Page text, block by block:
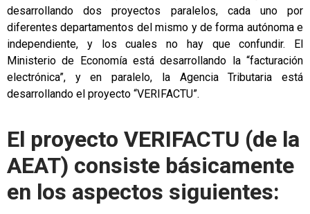
desarrollando dos proyectos paralelos, cada uno por
diferentes departamentos del mismo y de forma autónoma e
independiente, y los cuales no hay que confundir. El
Ministerio de Economía está desarrollando la “facturación
electrónica”, y en paralelo, la Agencia Tributaria está
desarrollando el proyecto “VERIFACTU”.
El proyecto VERIFACTU (de la
AEAT) consiste básicamente
en los aspectos siguientes: